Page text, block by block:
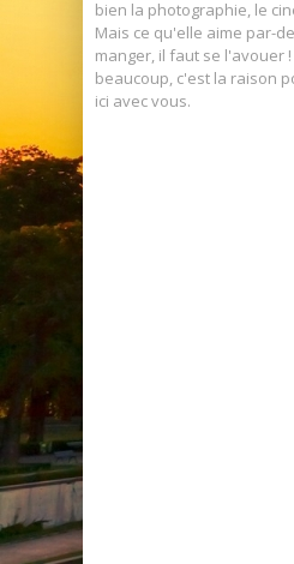
bien la photographie, le
Mais ce qu'elle aime par-
manger, il faut se l'avouer
beaucoup, c'est la raison
ici avec vous.